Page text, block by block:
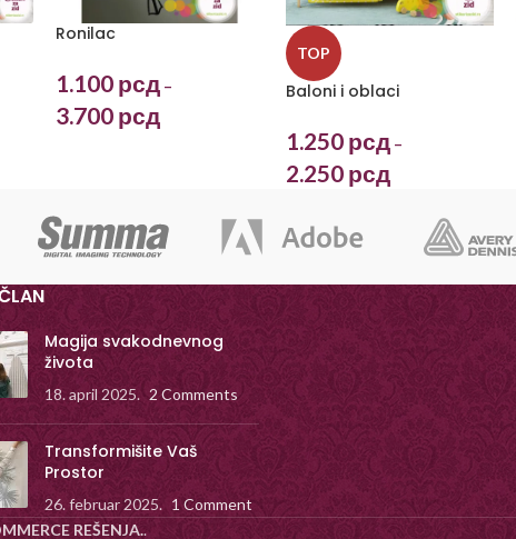
Ronilac
1.100 рсд –
3.700 рсд
TOP
Baloni i oblaci
1.250 рсд –
2.250 рсд
Magija svakodnevnog
života
18. april 2025. 2 Comments
Transformišite Vaš
Prostor
26. februar 2025. 1 Comment
REŠENJA..